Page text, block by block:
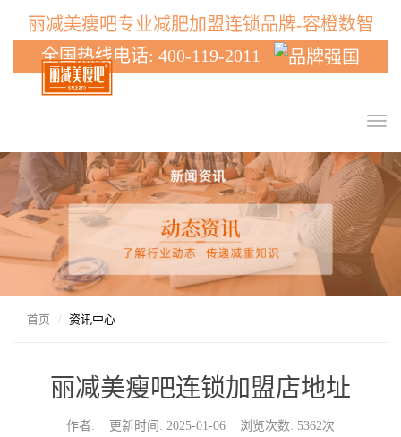
丽减美瘦吧专业减肥加盟连锁品牌-容橙数智
全国热线电话: 400-119-2011
T
g
g
n
v
首页 资讯中心
丽减美瘦吧连锁加盟店地址
作者: 更新时间: 2025-01-06 浏览次数: 5362次